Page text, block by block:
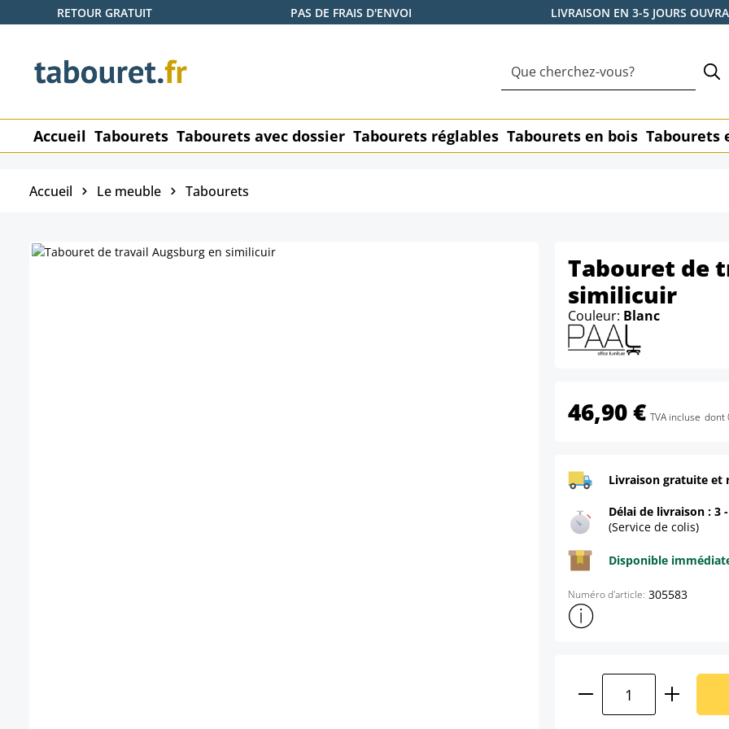
au contenu principal
Passer à la recherche
Passer à la navigation principale
RETOUR GRATUIT PAS DE FRAIS D'ENVOI LIVRAISON EN 3-5 JOURS
Accueil Tabourets Tabourets avec dossier Tabourets réglables Tabourets en bois Tabourets
Accueil Le meuble Tabourets
Tabouret de
similicuir
Couleur: Blanc
46,90 € TVA incluse dont
Livraison gratuite et
Délai de livraison : 3
(Service de colis)
Disponible
Numéro d'article: 305583
Afficher plus d'informations
Quantité de